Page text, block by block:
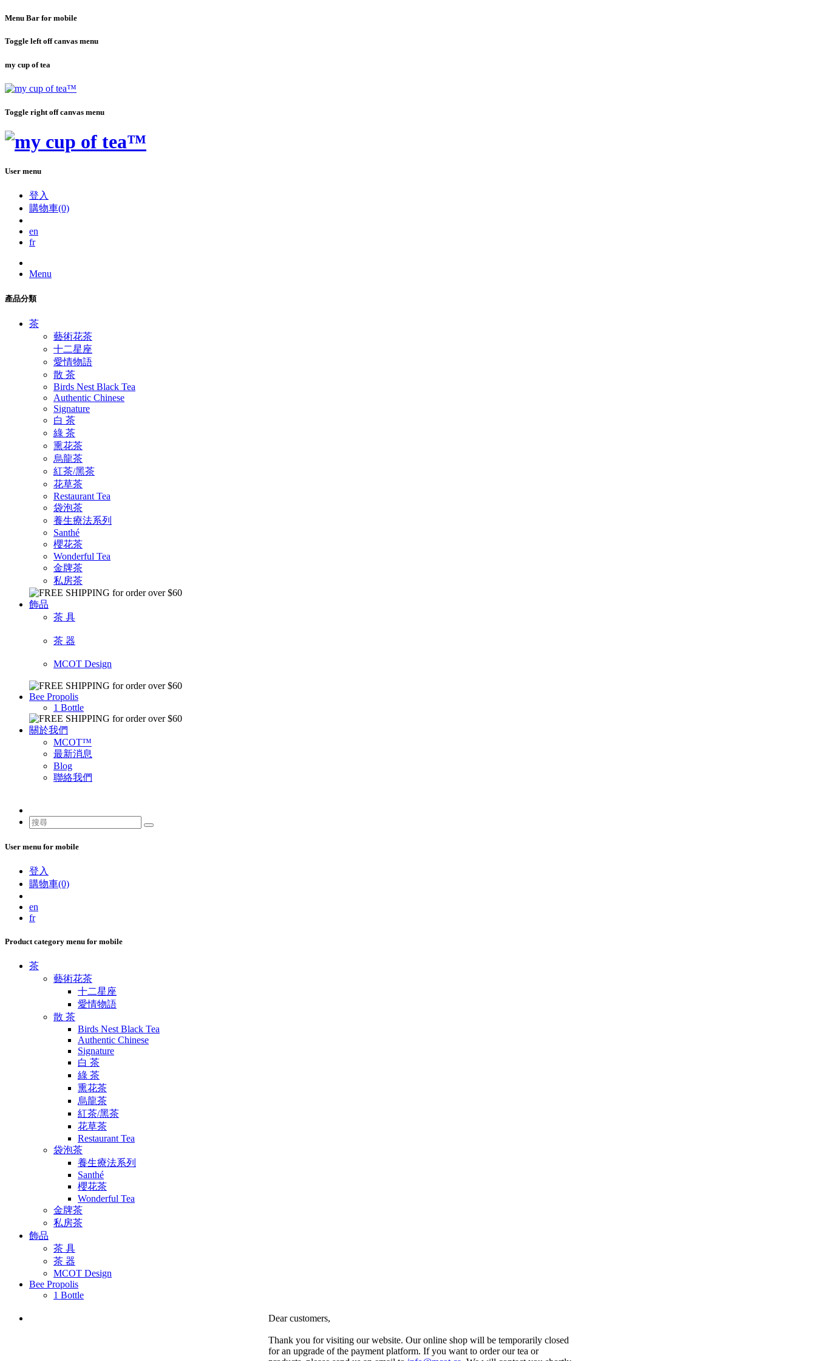
Menu Bar for mobile
Toggle left off canvas menu
my cup of tea
Toggle right off canvas menu
User menu
登入
購物車(0)
en
fr
Menu
產品分類
茶
藝術花茶
十二星座
愛情物語
散 茶
Birds Nest Black Tea
Authentic Chinese
Signature
白 茶
綠 茶
熏花茶
烏龍茶
紅茶/黑茶
花草茶
Restaurant Tea
袋泡茶
養生療法系列
Santhé
櫻花茶
Wonderful Tea
金牌茶
私房茶
飾品
茶 具
茶 器
MCOT Design
Bee Propolis
1 Bottle
關於我們
MCOT™
最新消息
Blog
聯絡我們
User menu for mobile
登入
購物車(0)
en
fr
Product category menu for mobile
茶
藝術花茶
十二星座
愛情物語
散 茶
Birds Nest Black Tea
Authentic Chinese
Signature
白 茶
綠 茶
熏花茶
烏龍茶
紅茶/黑茶
花草茶
Restaurant Tea
袋泡茶
養生療法系列
Santhé
櫻花茶
Wonderful Tea
金牌茶
私房茶
飾品
茶 具
茶 器
MCOT Design
Bee Propolis
1 Bottle
Dear customers,
Thank you for visiting our website. Our online shop will be temporarily closed
for an upgrade of the payment platform. If you want to order our tea or